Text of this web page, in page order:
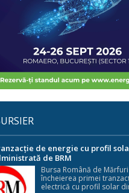
de energie cu profil
de BRM
Bursa Română de Mărfuri
încheierea primei
electrică cu profil solar